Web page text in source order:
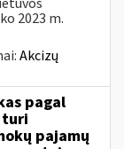
2023 m.
Akcizų
pagal
turi
pajamų